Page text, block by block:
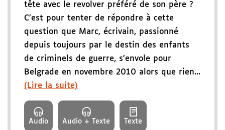
tête avec le revolver préféré de son père ?
C’est pour tenter de répondre à cette
question que Marc, écrivain, passionné
depuis toujours par le destin des enfants
de criminels de guerre, s’envole pour
Belgrade en novembre 2010 alors que rien...
(Lire la suite)
Audio Audio + Texte Texte